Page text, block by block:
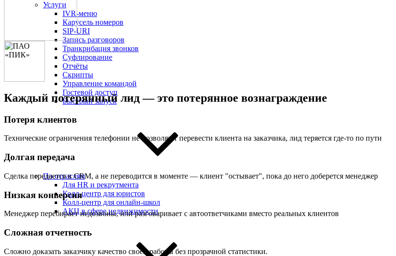
Услуги
IVR-меню
Карусель номеров
SIP-URI
Запись разговоров
Транкрибация звонков
Суфлирование
Отчёты
Скрипты
Управление командой
Гостевой доступ
Быстрый запуск
По отраслям
Для HR и рекрутмента
Колл-центр для юристов
Колл-центр для онлайн-школ
АКЦ в сфере недвижимости
Каждый потерянный лид — это потерянное вознаграждение
Потеря клиентов
Технические ограничения телефонии не позволяют перевести клиента на заказчика, лид теряется где-то по пути
Долгая передача
Сделка передается в CRM, а не переводится в моменте — клиент "остывает", пока до него доберется менеджер
Низкая конверсия
Менеджер перебирает недозвоны, или разговаривает с автоответчиками вместо реальных клиентов
Сложная отчетность
Сложно доказать заказчику качество своей работы без прозрачной статистики.